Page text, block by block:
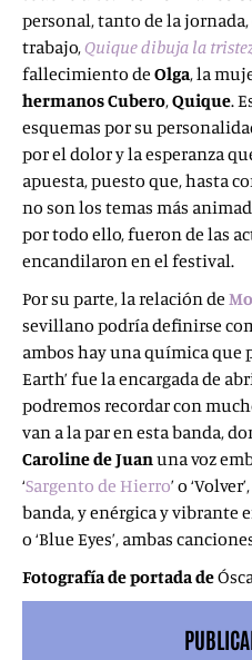
personal, tanto de la
trabajo,Quique dibuja la
fallecimiento de Olga, la
hermanos Cubero,Quique.
esquemas por su
por el dolor y la esperanza
apuesta, puesto que, hasta
no son los temas más
por todo ello, fueron de las
encandilaron en el festival.
Por su parte, la relación de
sevillano podría definirse
ambos hay una química que
Earth’ fue la encargada de
podremos recordar con
van a la par en esta banda,
Caroline de Juanuna voz
‘Sargento de Hierro’ o
banda, y enérgica y vibrante
o ‘Blue Eyes’, ambas
Fotografía de portada de